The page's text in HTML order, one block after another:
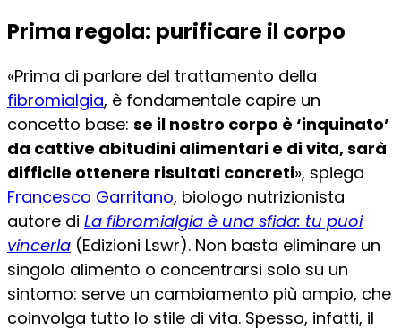
Prima regola: purificare il corpo
«Prima di parlare del trattamento della
fibromialgia, è fondamentale capire un
concetto base: se il nostro corpo è ‘inquinato’
da cattive abitudini alimentari e di vita, sarà
difficile ottenere risultati concreti», spiega
Francesco Garritano, biologo nutrizionista
autore di La fibromialgia è una sfida: tu puoi
vincerla (Edizioni Lswr). Non basta eliminare un
singolo alimento o concentrarsi solo su un
sintomo: serve un cambiamento più ampio, che
coinvolga tutto lo stile di vita. Spesso, infatti, il